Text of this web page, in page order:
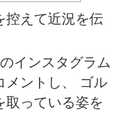
控えて近況を伝
インスタグラム
メントし、 ゴル
取っている姿を